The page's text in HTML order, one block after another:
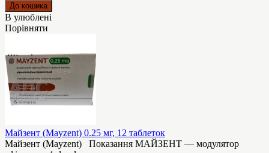
В улюблені
Порівняти
Майзент (Mayzent) 0.25 мг, 12 таблеток
Майзент (Mayzent) Показання МАЙЗЕНТ — модулятор